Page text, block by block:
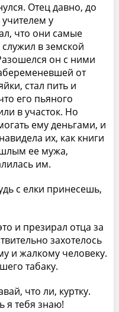
Отец давно, до
у
что они самые
в земской
он с ними
от
стал пить и
его пьяного
в участок. Но
ему деньгами, и
их, как книги
ее мужа,
им.
с елки принесешь,
и презирал отца за
захотелось
и жалкому человеку.
табаку.
что ли, куртку.
я тебя знаю!